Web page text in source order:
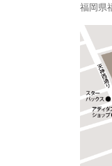
福岡県